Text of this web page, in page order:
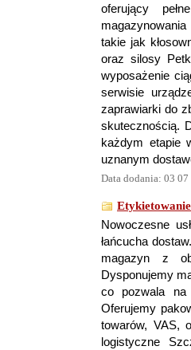
oferujący
takie jak
oraz silosy
wyposażenie
serwisie
zaprawiarki do
skutecznością.
każdym etapie
uznanym
Data dodania: 03
Nowoczesne
łańcucha
magazyn z
Dysponujemy
co pozwala na
Oferujemy
towarów, VAS,
logistyczne